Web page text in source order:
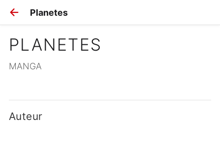
Planetes
PLANETES
MANGA
Auteur